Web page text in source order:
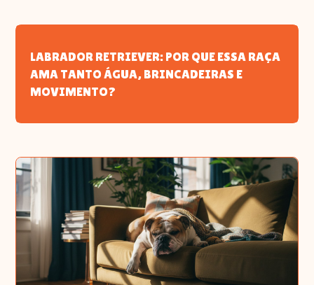
LABRADOR RETRIEVER: POR QUE ESSA RAÇA
AMA TANTO ÁGUA, BRINCADEIRAS E
MOVIMENTO?